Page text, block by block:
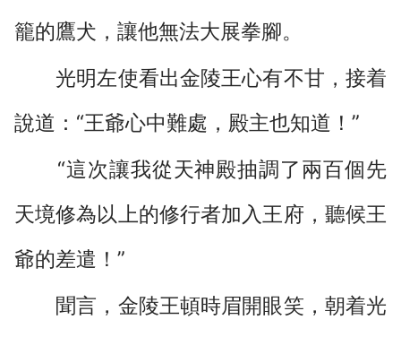
籠的鷹犬，讓他無法大展拳腳。
光明左使看出金陵王心有不甘，接着
說道：“王爺心中難處，殿主也知道！”
“這次讓我從天神殿抽調了兩百個先
天境修為以上的修行者加入王府，聽候王
爺的差遣！”
聞言，金陵王頓時眉開眼笑，朝着光